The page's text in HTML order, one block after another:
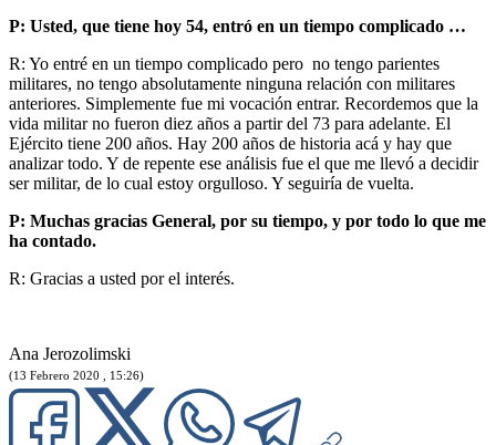
P: Usted, que tiene hoy 54, entró en un tiempo complicado …
R: Yo entré en un tiempo complicado pero no tengo parientes
militares, no tengo absolutamente ninguna relación con militares
anteriores. Simplemente fue mi vocación entrar. Recordemos que la
vida militar no fueron diez años a partir del 73 para adelante. El
Ejército tiene 200 años. Hay 200 años de historia acá y hay que
analizar todo. Y de repente ese análisis fue el que me llevó a decidir
ser militar, de lo cual estoy orgulloso. Y seguiría de vuelta.
P: Muchas gracias General, por su tiempo, y por todo lo que me
ha contado.
R: Gracias a usted por el interés.
Ana Jerozolimski
(13 Febrero 2020 , 15:26)